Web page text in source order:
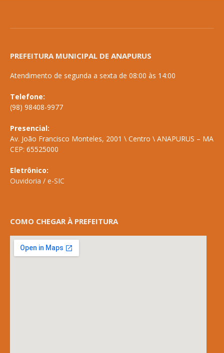
PREFEITURA MUNICIPAL DE ANAPURUS
Atendimento de segunda a sexta de 08:00 às 14:00
Telefone:
(98) 98408-9977
Presencial:
Av. João Francisco Monteles, 2001 \ Centro \ ANAPURUS – MA
CEP: 65525000
Eletrônico:
Ouvidoria / e-SIC
COMO CHEGAR À PREFEITURA